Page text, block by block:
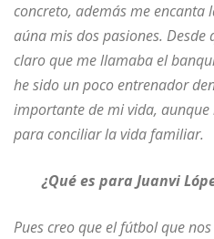
concreto, además me encanta
aúna mis dos pasiones.
claro que me llamaba el
he sido un poco entrenador
importante de mi vida,
para conciliar la vida familiar.
¿Qué es para Juanvi
Pues creo que el fútbol que